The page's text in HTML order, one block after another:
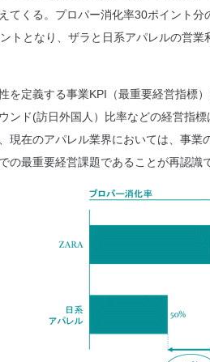
てくる。プロパー消化率30ポイント
トとなり、ザラと日系アパレルの営
を定義する事業KPI（最重要経営指標
ンド(訪日外国人）比率などの経営指
現在のアパレル業界においては、事
の最重要経営課題であることが再認識